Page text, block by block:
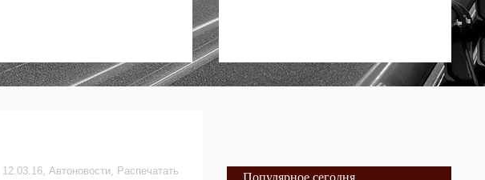
12.03.16, Автоновости, Распечатать Популярное сегодня